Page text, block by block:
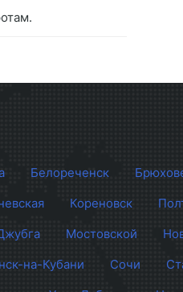
Белореченск
Кореновск
Мостовской
на-Кубани Сочи